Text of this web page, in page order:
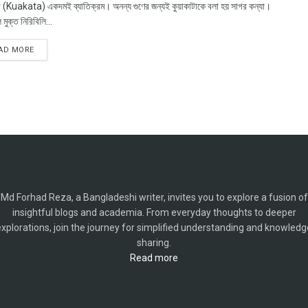
(Kuakata) একদমই ব্যাতিক্রম। অনন্য গুণের জন্যই কুয়াকাটাকে বলা হয় সাগর কন্যা।
নিরিবিলি...
MORE
Md Forhad Reza, a Bangladeshi writer, invites you to explore a fusion of
insightful blogs and academia. From everyday thoughts to deeper
join the journey for simplified understanding and
sharing.
Read more